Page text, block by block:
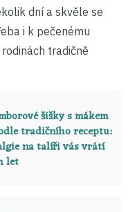
dní a skvěle se
i k pečenému
tradičně
šišky s mákem
tradičního receptu:
na talíři vás vrátí
let